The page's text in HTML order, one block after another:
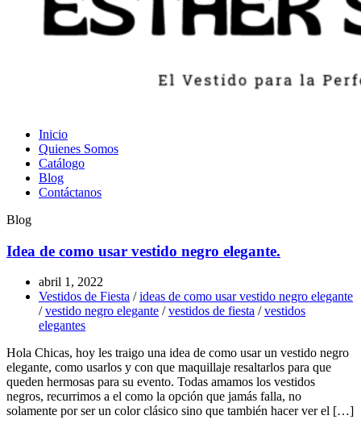
Inicio
Quienes Somos
Catálogo
Blog
Contáctanos
Blog
Idea de como usar vestido negro elegante.
abril 1, 2022
Vestidos de Fiesta /ideas de como usar vestido negro elegante
/vestido negro elegante /vestidos de fiesta /vestidos
elegantes
Hola Chicas, hoy les traigo una idea de como usar un vestido negro
elegante, como usarlos y con que maquillaje resaltarlos para que
queden hermosas para su evento. Todas amamos los vestidos
negros, recurrimos a el como la opción que jamás falla, no
solamente por ser un color clásico sino que también hacer ver el […]